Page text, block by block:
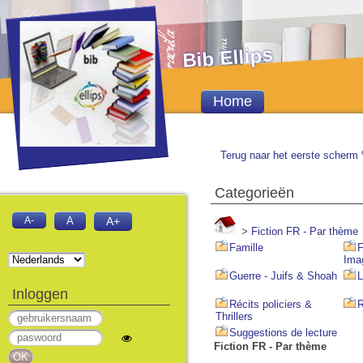
Terug naar het eerste scherm
Categorieën
> Fiction FR - Par thème
Famille
Guerre - Juifs & Shoah
Récits policiers &
Thrillers
Suggestions de lecture
Fiction FR - Par thème
Bib Ellips
Home
A- A A+
Inloggen